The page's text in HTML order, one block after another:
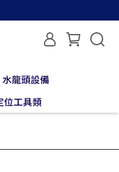
水龍頭設備
工具類